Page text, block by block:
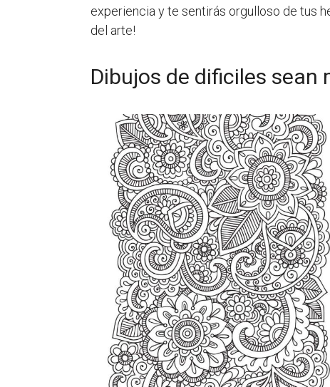
experiencia y te sentirás orgulloso de tus
del arte!
Dibujos de dificiles